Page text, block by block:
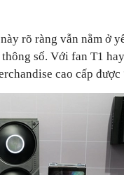
rõ ràng vẫn nằm ở
số. Với fan T1
cao cấp